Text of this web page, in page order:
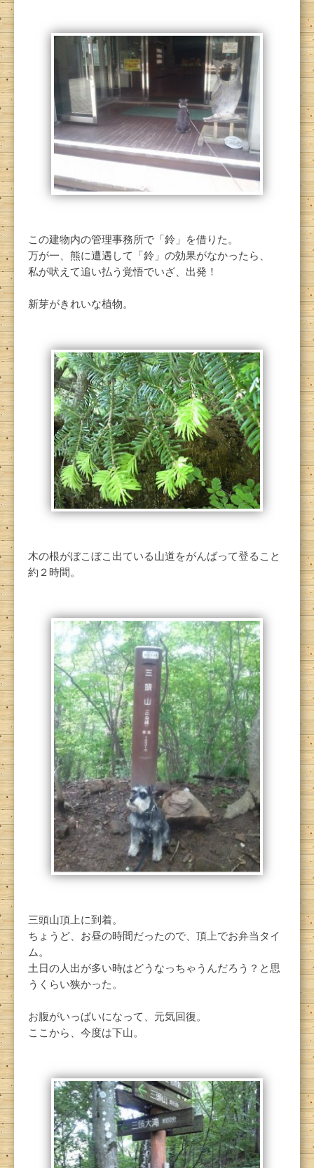
この建物内の管理事務所で「鈴」を借りた。
万が一、熊に遭遇して「鈴」の効果がなかったら、
私が吠えて追い払う覚悟でいざ、出発！
新芽がきれいな植物。
木の根がぼこぼこ出ている山道をがんばって登ること
約２時間。
三頭山頂上に到着。
ちょうど、お昼の時間だったので、頂上でお弁当タイ
ム。
土日の人出が多い時はどうなっちゃうんだろう？と思
うくらい狭かった。
お腹がいっぱいになって、元気回復。
ここから、今度は下山。